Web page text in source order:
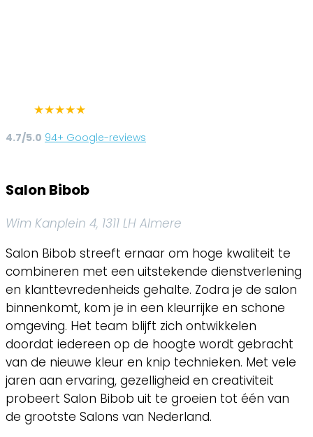
★★★★★
4.7/5.0 94+ Google-reviews
Salon Bibob
Wim Kanplein 4, 1311 LH Almere
Salon Bibob streeft ernaar om hoge kwaliteit te
combineren met een uitstekende dienstverlening
en klanttevredenheids gehalte. Zodra je de salon
binnenkomt, kom je in een kleurrijke en schone
omgeving. Het team blijft zich ontwikkelen
doordat iedereen op de hoogte wordt gebracht
van de nieuwe kleur en knip technieken. Met vele
jaren aan ervaring, gezelligheid en creativiteit
probeert Salon Bibob uit te groeien tot één van
de grootste Salons van Nederland.